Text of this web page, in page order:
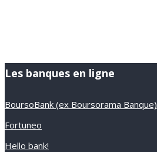
Les banques en ligne
BoursoBank (ex Boursorama Banque)
Fortuneo
Hello bank!